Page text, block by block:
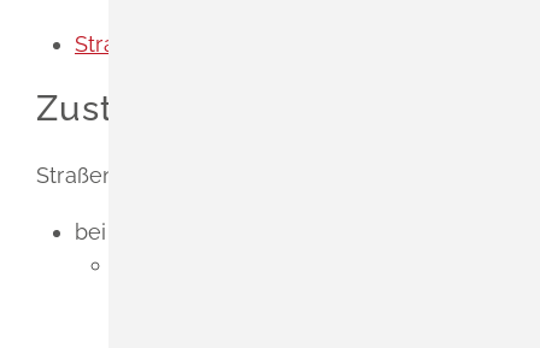
Straßensondernutzung beantragen
Zuständige Stelle
Straßenbaubehörde (innerorts) ist
bei Bundes-, Landes- und Kreisstraßen: